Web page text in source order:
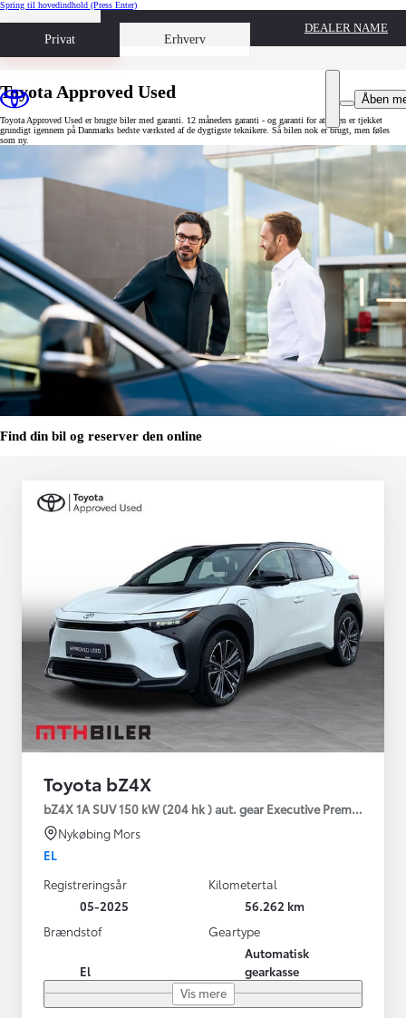
Spring til hovedindhold (Press Enter)
Privat Erhverv
Book prøvetur
DEALER NAME
Åben
Toyota Approved Used
Toyota Approved Used er brugte biler med garanti. 12 måneders garanti - og garanti for at bilen er tjekket
grundigt igennem på Danmarks bedste værksted af de dygtigste teknikere. Så bilen nok er brugt, men føles
som ny.
Find din bil og reserver den online
Toyota bZ4X
bZ4X 1A SUV 150 kW (204 hk ) aut. gear Executive Premium
Nykøbing Mors
EL
Registreringsår
05-2025
Kilometertal
56.262 km
Brændstof
El
Geartype
Automatisk
gearkasse
Vis mere